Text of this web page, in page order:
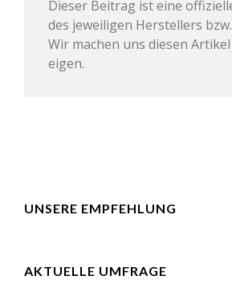
Dieser Beitrag ist eine
des jeweiligen Herstellers
Wir machen uns diesen
eigen.
UNSERE EMPFEHLUNG
AKTUELLE UMFRAGE